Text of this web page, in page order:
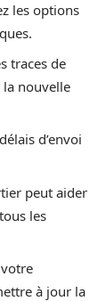
les options
traces de
la nouvelle
d’envoi
peut aider
les
à jour la